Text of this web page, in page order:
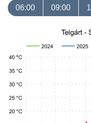
06:00 09:00